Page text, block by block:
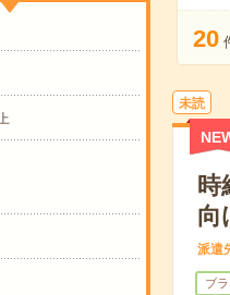
20
未読
時
向
派遣
ブ